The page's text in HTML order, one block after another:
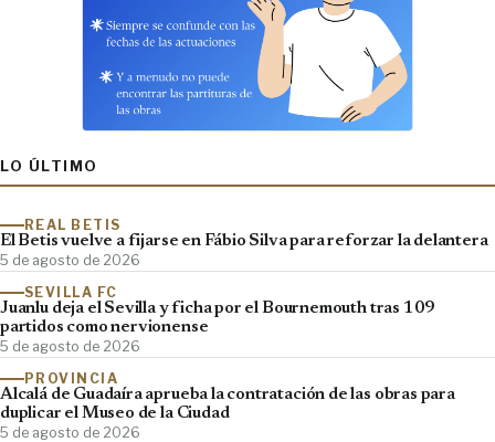
LO ÚLTIMO
REAL BETIS
El Betis vuelve a fijarse en Fábio Silva para reforzar la delantera
5 de agosto de 2026
SEVILLA FC
Juanlu deja el Sevilla y ficha por el Bournemouth tras 109
partidos como nervionense
5 de agosto de 2026
PROVINCIA
Alcalá de Guadaíra aprueba la contratación de las obras para
duplicar el Museo de la Ciudad
5 de agosto de 2026